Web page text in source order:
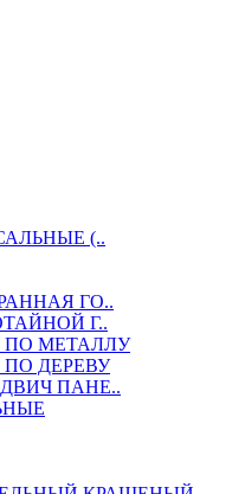
(..
ГО..
Г..
ПО МЕТАЛЛУ
ДЕРЕВУ
ПАНЕ..